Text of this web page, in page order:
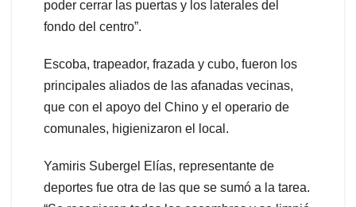
poder cerrar las puertas y los laterales del
fondo del centro”.
Escoba, trapeador, frazada y cubo, fueron los
principales aliados de las afanadas vecinas,
que con el apoyo del Chino y el operario de
comunales, higienizaron el local.
Yamiris Subergel Elías, representante de
deportes fue otra de las que se sumó a la tarea.